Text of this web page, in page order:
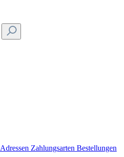
Adressen Zahlungsarten Bestellungen